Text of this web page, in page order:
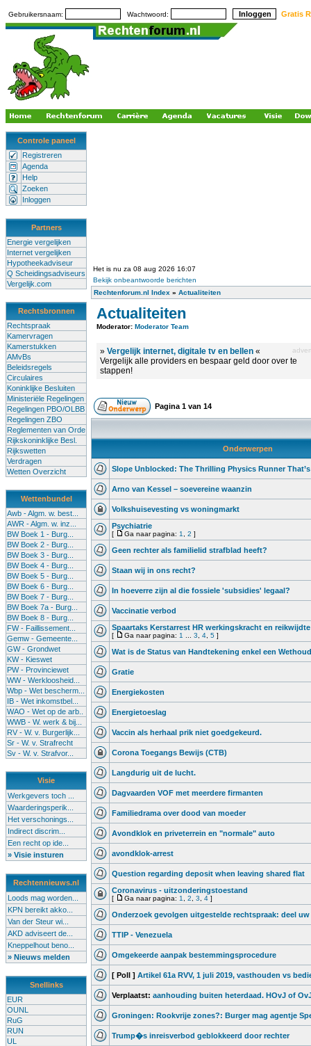
Gebruikersnaam: Wachtwoord: Gratis
Controle paneel
Registreren
Agenda
Help
Zoeken
Inloggen
Partners
Energie vergelijken
Internet vergelijken
Hypotheekadviseur
Q Scheidingsadviseurs
Vergelijk.com
Rechtsbronnen
Rechtspraak
Kamervragen
Kamerstukken
AMvBs
Beleidsregels
Circulaires
Koninklijke Besluiten
Ministeriële Regelingen
Regelingen PBO/OLBB
Regelingen ZBO
Reglementen van Orde
Rijkskoninklijke Besl.
Rijkswetten
Verdragen
Wetten Overzicht
Wettenbundel
Awb - Algm. w. best...
AWR - Algm. w. inz...
BW Boek 1 - Burg...
BW Boek 2 - Burg...
BW Boek 3 - Burg...
BW Boek 4 - Burg...
BW Boek 5 - Burg...
BW Boek 6 - Burg...
BW Boek 7 - Burg...
BW Boek 7a - Burg...
BW Boek 8 - Burg...
FW - Faillissement...
Gemw - Gemeente...
GW - Grondwet
KW - Kieswet
PW - Provinciewet
WW - Werkloosheid...
Wbp - Wet bescherm...
IB - Wet inkomstbel...
WAO - Wet op de arb..
WWB - W. werk & bij...
RV - W. v. Burgerlijk...
Sr - W. v. Strafrecht
Sv - W. v. Strafvor...
Visie
Werkgevers toch ...
Waarderingsperik...
Het verschonings...
Indirect discrim...
Een recht op ide...
» Visie insturen
Rechtennieuws.nl
Loods mag worden...
KPN bereikt akko...
Van der Steur wi...
AKD adviseert de...
Kneppelhout beno...
» Nieuws melden
Snellinks
EUR
OUNL
RuG
RUN
UL
Het is nu za 08 aug 2026 16:07
Bekijk onbeantwoorde berichten
Rechtenforum.nl Index » Actualiteiten
Actualiteiten
Moderator: Moderator Team
» Vergelijk internet, digitale tv en bellen «
Vergelijk alle providers en bespaar geld door over te
stappen!
Pagina 1 van 14
Onderwerpen
Slope Unblocked: The Thrilling Physics Runner
Arno van Kessel – soevereine waanzin
Volkshuisevesting vs woningmarkt
Psychiatrie
[ Ga naar pagina: 1 2 ]
Geen rechter als familielid strafblad heeft?
Staan wij in ons recht?
In hoeverre zijn al die fossiele 'subsidies' legaal?
Vaccinatie verbod
Spaartaks Kerstarrest HR werkingskracht en reikwijdte
[ Ga naar pagina: 1 3 4 5 ]
Wat is de Status van Handtekening enkel een
Gratie
Energiekosten
Energietoeslag
Vaccin als herhaal prik niet goedgekeurd.
Corona Toegangs Bewijs (CTB)
Langdurig uit de lucht.
Dagvaarden VOF met meerdere firmanten
Familiedrama over dood van moeder
Avondklok en priveterrein en "normale" auto
avondklok-arrest
Question regarding deposit when leaving shared flat
Coronavirus - uitzonderingstoestand
[ Ga naar pagina: 1 2 3 4 ]
Onderzoek gevolgen uitgestelde rechtspraak: deel
TTIP - Venezuela
Omgekeerde aanpak bestemmingsprocedure
[ Poll ] Artikel 61a RVV, 1 juli 2019, vasthouden vs
Verplaatst: aanhouding buiten heterdaad. HOvJ of
Groningen: Rookvrije zones?: Burger mag agentje
Trump�s inreisverbod geblokkeerd door rechter